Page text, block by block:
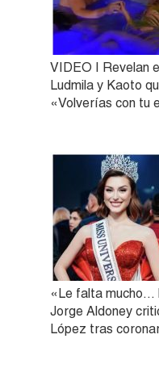
VIDEO | Revelan
Ludmila y Kaoto
«Volverías con tu
«Le falta mucho…
Jorge Aldoney
López tras